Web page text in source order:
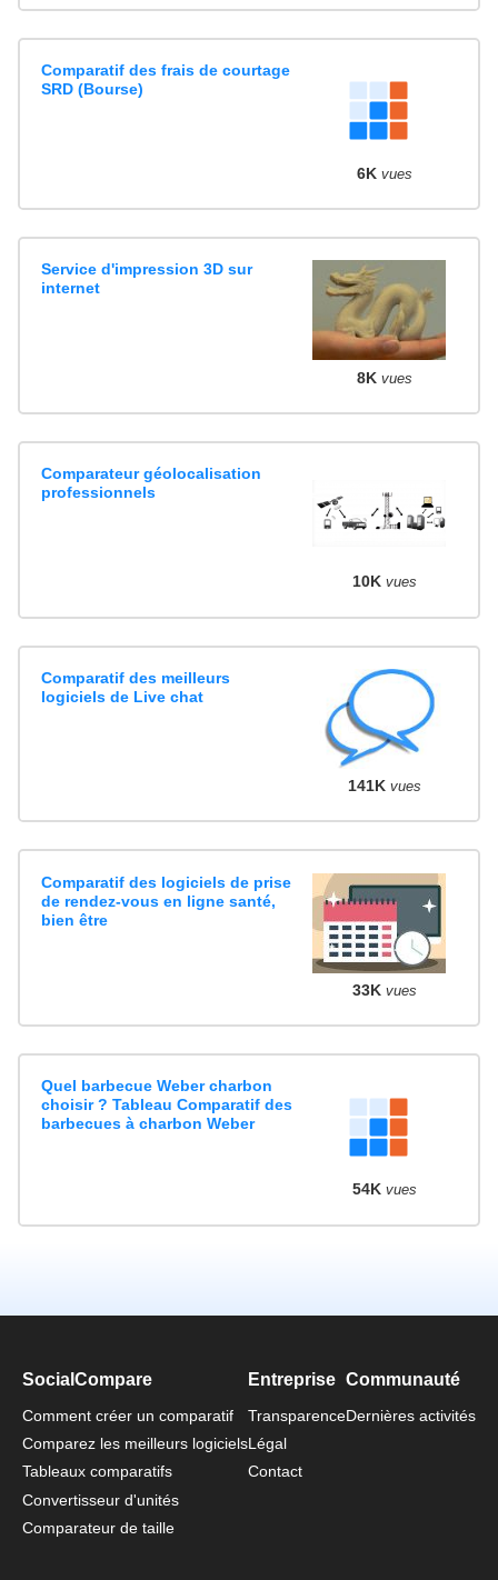
Comparatif des frais de courtage
SRD (Bourse)
6K vues
Service d'impression 3D sur
internet
8K vues
Comparateur géolocalisation
professionnels
10K vues
Comparatif des meilleurs
logiciels de Live chat
141K vues
Comparatif des logiciels de prise
de rendez-vous en ligne santé,
bien être
33K vues
Quel barbecue Weber charbon
choisir ? Tableau Comparatif des
barbecues à charbon Weber
54K vues
SocialCompare
Comment créer un comparatif
Comparez les meilleurs logiciels
Tableaux comparatifs
Convertisseur d'unités
Comparateur de taille
Entreprise
Transparence
Légal
Contact
Communauté
Dernières activités